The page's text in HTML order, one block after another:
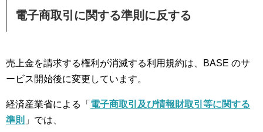
電子商取引に関する準則に反する
売上金を請求する権利が消滅する利用規約は、BASE のサ
ービス開始後に変更しています。
経済産業省による「 電子商取引及び情報財取引等に関する
準則 」では、